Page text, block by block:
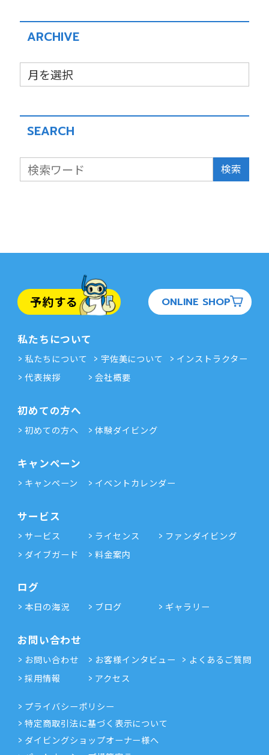
ARCHIVE
SEARCH
検索
予約する ONLINE SHOP
私たちについて
私たちについて 宇佐美について
インストラクター
代表挨拶
会社概要
初めての方へ
初めての方へ 体験ダイビング
キャンペーン
キャンペーン イベントカレンダー
サービス
サービス ライセンス
ファンダイビング
ダイブガード
料金案内
ログ
本日の海況 ブログ ギャラリー
お問い合わせ
お問い合わせ お客様インタビュー
よくあるご質問
採用情報
アクセス
プライバシーポリシー
特定商取引法に基づく表示について
ダイビングショップオーナー様へ